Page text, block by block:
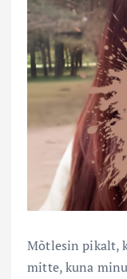
Mõtlesin pikalt,
mitte, kuna